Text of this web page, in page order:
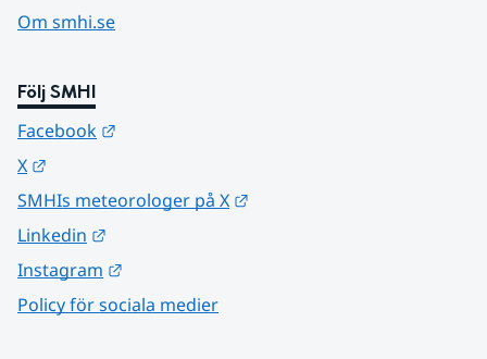
Om smhi.se
Följ SMHI
Facebook
X
SMHIs meteorologer på X
Linkedin
Instagram
Policy för sociala medier